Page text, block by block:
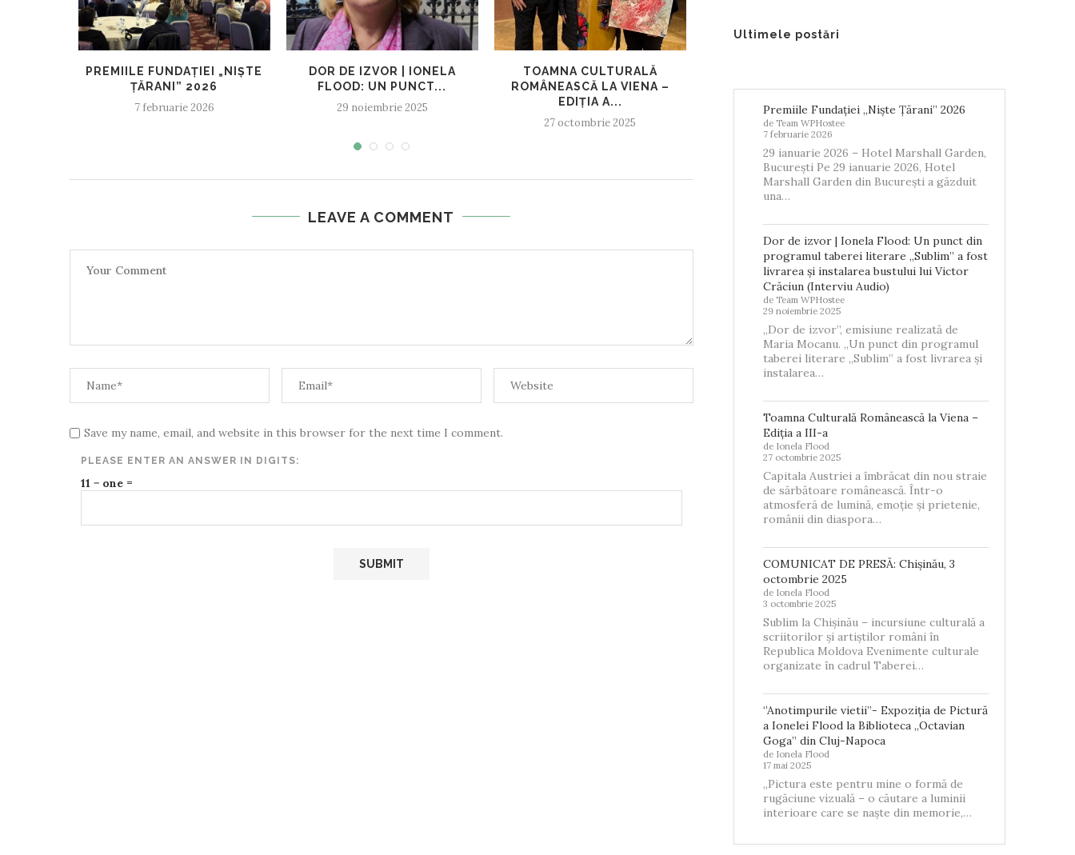
PREMIILE FUNDAȚIEI „NIȘTE
ȚĂRANI” 2026
7 februarie 2026
DOR DE IZVOR | IONELA
FLOOD: UN PUNCT...
29 noiembrie 2025
TOAMNA CULTURALĂ
ROMÂNEASCĂ LA VIENA –
EDIȚIA A...
27 octombrie 2025
CHIȘINĂU, 3 OCTOMBRIE 2025
3 octombrie 2025
EXPOZIȚIA DE PICTURĂ
LEAVE A COMMENT
Save my name, email, and website in this browser for the next time I comment.
PLEASE ENTER AN ANSWER IN DIGITS:
11 − one =
Ultimele postări
Premiile Fundației „Niște Țărani” 2026
de Team WPHostee
7 februarie 2026
29 ianuarie 2026 – Hotel Marshall Garden,
București Pe 29 ianuarie 2026, Hotel
Marshall Garden din București a găzduit
una…
Dor de izvor | Ionela Flood: Un punct din
programul taberei literare „Sublim” a fost
livrarea și instalarea bustului lui Victor
Crăciun (Interviu Audio)
de Team WPHostee
29 noiembrie 2025
„Dor de izvor”, emisiune realizată de
Maria Mocanu. „Un punct din programul
taberei literare „Sublim” a fost livrarea și
instalarea…
Toamna Culturală Românească la Viena –
Ediția a III-a
de Ionela Flood
27 octombrie 2025
Capitala Austriei a îmbrăcat din nou straie
de sărbătoare românească. Într-o
atmosferă de lumină, emoție și prietenie,
românii din diaspora…
COMUNICAT DE PRESĂ: Chișinău, 3
octombrie 2025
de Ionela Flood
3 octombrie 2025
Sublim la Chișinău – incursiune culturală a
scriitorilor și artiștilor români în
Republica Moldova Evenimente culturale
organizate în cadrul Taberei…
‘’Anotimpurile vietii’’- Expoziția de Pictură
a Ionelei Flood la Biblioteca „Octavian
Goga” din Cluj-Napoca
de Ionela Flood
17 mai 2025
„Pictura este pentru mine o formă de
rugăciune vizuală – o căutare a luminii
interioare care se naște din memorie,…